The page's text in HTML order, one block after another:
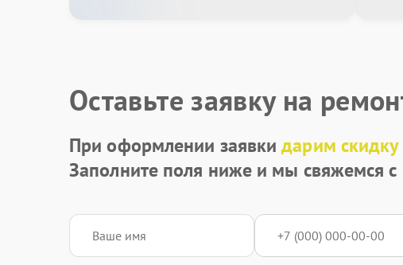
Оставьте заявку на
При оформлении заявкидарим
Заполните поля ниже и мы свяжемся